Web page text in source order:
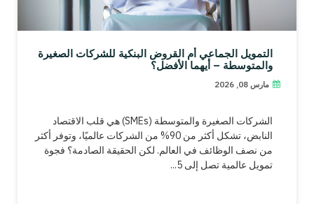
التمويل الجماعي أم القروض البنكية للشركات الصغيرة
والمتوسطة – أيهما الأفضل؟
مارس 08, 2026
الشركات الصغيرة والمتوسطة (SMEs) هي قلب الاقتصاد
النابض، تشكل أكثر من 90% من الشركات عالميًا، وتوفر أكثر
من نصف الوظائف في العالم. لكن الحقيقة الصادمة؟ فجوة
تمويل عالمية تصل إلى 5...